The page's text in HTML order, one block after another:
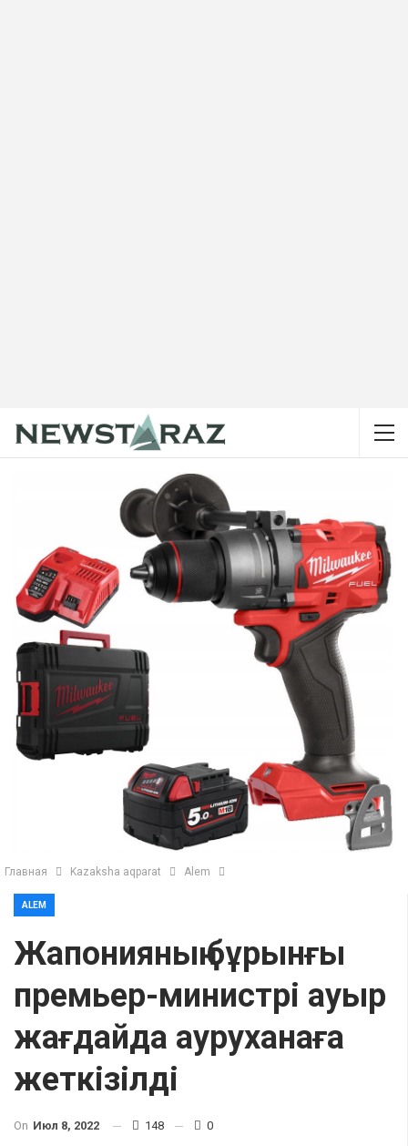
Главная Kazaksha aqparat Alem
ALEM
Жапонияның бұрынғы
премьер-министрі ауыр
жағдайда ауруханаға
жеткізілді
On Июл 8, 2022 148 0